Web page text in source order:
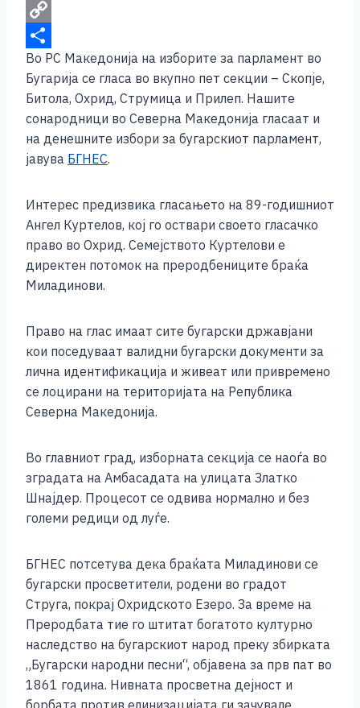
o
k
n
g
e
r
t
e
r
a
s
A
p
p
b
e
r
E
m
a
i
l
C
o
p
y
L
i
k
S
h
a
r
e
Во РС Македониja на изборите за парламент во
Бугарија се гласа во вкупно пет секции – Скопје,
Битола, Охрид, Струмица и Прилеп. Нашите
сонародници во Северна Македонија гласаат и
на денешните избори за бугарскиот парламент,
јавува БГНЕС.
Интерес предизвика гласањето на 89-годишниот
Ангел Куртелов, кој го оствари своето гласачко
право во Охрид. Семејството Куртелови е
директен потомок на преродбениците браќа
Миладинови.
Право на глас имаат сите бугарски државјани
кои поседуваат валидни бугарски документи за
лична идентификација и живеат или привремено
се лоцирани на територијата на Република
Северна Македонија.
Во главниот град, изборната секција се наоѓа во
зградата на Амбасадата на улицата Златко
Шнајдер. Процесот се одвива нормално и без
големи редици од луѓе.
БГНЕС потсетува дека браќата Миладинови се
бугарски просветители, родени во градот
Струга, покрај Охридското Езеро. За време на
Преродбата тие го штитат богатото културно
наследство на бугарскиот народ преку збирката
„Бугарски народни песни“, објавена за прв пат во
1861 година. Нивната просветна дејност и